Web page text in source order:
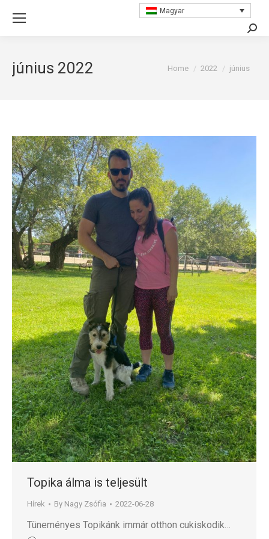
Magyar
június 2022 You are here:
Home 2022 június
Topika álma is teljesült
Hírek By Nagy Zsófia 2022-06-28
Tüneményes Topikánk immár otthon cukiskodik…